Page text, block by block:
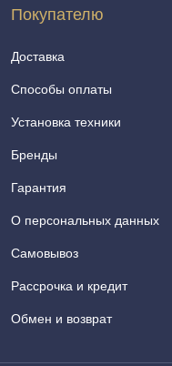
Покупателю
Доставка
Способы оплаты
Установка техники
Бренды
Гарантия
О персональных данных
Самовывоз
Рассрочка и кредит
Обмен и возврат